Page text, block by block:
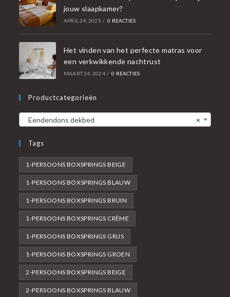
jouw slaapkamer?
APRIL 24, 2025 / 0 REACTIES
Het vinden van het perfecte matras voor
een verkwikkende nachtrust
MAART 24, 2024 / 0 REACTIES
Productcategorieën
×
Eendendons dekbed
Tags
1-PERSOONS BOXSPRINGS BEIGE
1-PERSOONS BOXSPRINGS BLAUW
1-PERSOONS BOXSPRINGS BRUIN
1-PERSOONS BOXSPRINGS CRÈME
1-PERSOONS BOXSPRINGS GRIJS
1-PERSOONS BOXSPRINGS GROEN
2-PERSOONS BOXSPRINGS BEIGE
2-PERSOONS BOXSPRINGS BLAUW